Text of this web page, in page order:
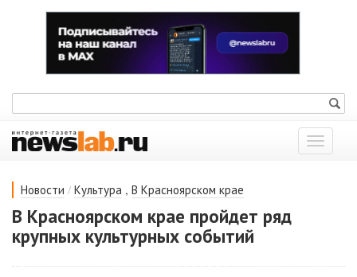
Показать
меню
Новости / Культура , В Красноярском крае
В Красноярском крае пройдет ряд
крупных культурных событий